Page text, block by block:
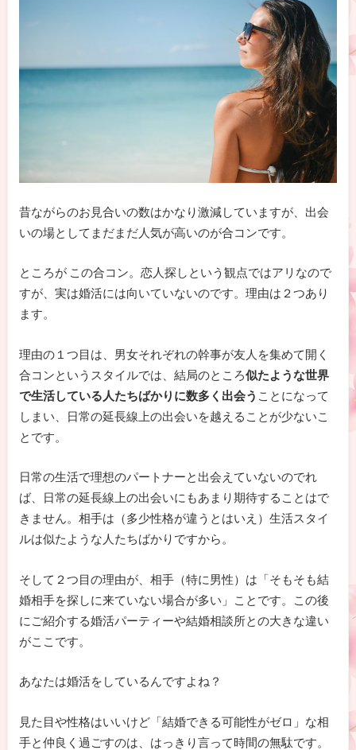
昔ながらのお見合いの数はかなり激減していますが、出会
いの場としてまだまだ人気が高いのが合コンです。
ところが この合コン。恋人探しという観点ではアリなので
すが、実は婚活には向いていないのです。理由は２つあり
ます。
理由の１つ目は、男女それぞれの幹事が友人を集めて開く
合コンというスタイルでは、結局のところ似たような世界
で生活している人たちばかりに数多く出会う ことになって
しまい、日常の延長線上の出会いを越えることが少ないこ
とです。
日常の生活で理想のパートナーと出会えていないのでれ
ば、日常の延長線上の出会いにもあまり期待することはで
きません。相手は（多少性格が違うとはいえ）生活スタイ
ルは似たような人たちばかりですから。
そして２つ目の理由が、相手（特に男性）は「そもそも結
婚相手を探しに来ていない場合が多い」ことです。この後
にご紹介する婚活パーティーや結婚相談所との大きな違い
がここです。
あなたは婚活をしているんですよね？
見た目や性格はいいけど「結婚できる可能性がゼロ」な相
手と仲良く過ごすのは、はっきり言って時間の無駄です。